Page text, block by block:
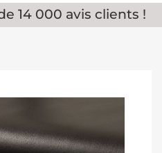
de 14 000 avis clients !